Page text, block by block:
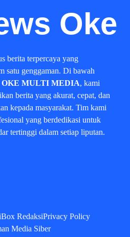
Oke
berita terpercaya yang
satu genggaman. Di bawah
OKE MULTI MEDIA, kami
berita yang akurat, cepat, dan
kepada masyarakat. Tim kami
yang berdedikasi untuk
tertinggi dalam setiap liputan.
Box RedaksiPrivacy Policy
Media Siber